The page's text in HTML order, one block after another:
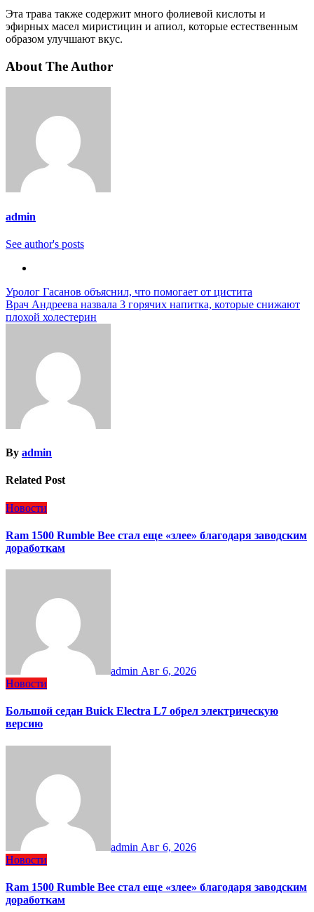
Эта трава также содержит много фолиевой кислоты и
эфирных масел миристицин и апиол, которые естественным
образом улучшают вкус.
About The Author
admin
See author's posts
Навигация
по
Уролог Гасанов объяснил, что помогает от цистита
Врач Андреева назвала 3 горячих напитка, которые снижают
плохой холестерин
By admin
Related Post
Новости
Ram 1500 Rumble Bee стал еще «злее» благодаря заводским
доработкам
admin Авг 6, 2026
Новости
Большой седан Buick Electra L7 обрел электрическую
версию
admin Авг 6, 2026
Новости
Ram 1500 Rumble Bee стал еще «злее» благодаря заводским
доработкам